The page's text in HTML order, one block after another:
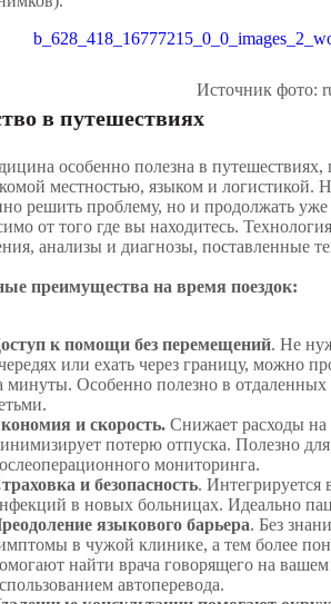
Источник фото:
в путешествиях
особенно полезна в путешествиях,
местностью, языком и логистикой.
решить проблему, но и продолжать
от того где вы находитесь.
анализы и диагнозы, поставленные
преимущества на время поездок:
к помощи без перемещений. Не
или ехать через границу, можно
минуты. Особенно полезно в
и скорость. Снижает расходы на
потерю отпуска. Полезно
мониторинга.
и безопасность. Интегрируется
в новых больницах. Идеально
языкового барьера. Без
в чужой клинике, а тем более
найти врача говорящего на
автоперевода.